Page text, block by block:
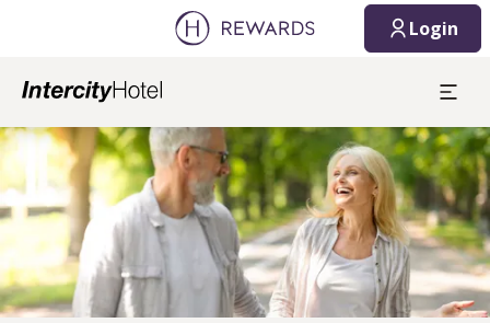
Login
Dia 1 von 1